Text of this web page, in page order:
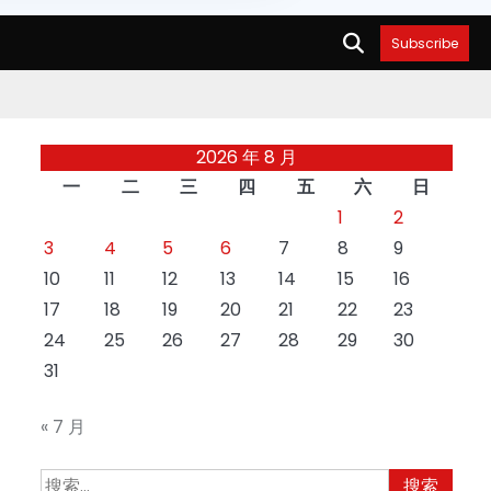
Subscribe
2026 年 8 月
一
二 三 四 五 六
日
1
2
3
4 5 6 7 8
9
10
11 12 13 14 15
16
17
18 19 20 21 22
23
24
25 26 27 28 29
30
31
« 7 月
搜